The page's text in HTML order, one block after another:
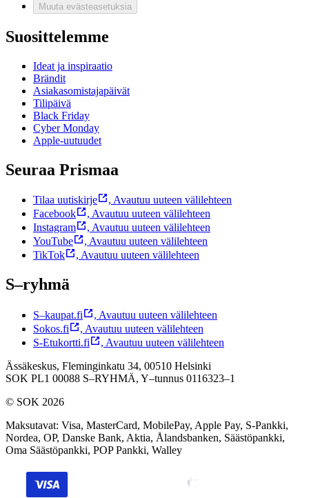
Muuta evästeasetuksia
Suosittelemme
Ideat ja inspiraatio
Brändit
Asiakasomistajapäivät
Tilipäivä
Black Friday
Cyber Monday
Apple-uutuudet
Seuraa Prismaa
Tilaa uutiskirje , Avautuu uuteen välilehteen
Facebook
, Avautuu uuteen välilehteen
Instagram
, Avautuu uuteen välilehteen
YouTube
, Avautuu uuteen välilehteen
TikTok
, Avautuu uuteen välilehteen
S–ryhmä
S–kaupat.fi , Avautuu uuteen välilehteen
Sokos.fi
, Avautuu uuteen välilehteen
S-Etukortti.fi
, Avautuu uuteen välilehteen
Ässäkeskus, Fleminginkatu 34, 00510 Helsinki
SOK PL1 00088 S–RYHMÄ, Y–tunnus 0116323–1
© SOK 2026
Maksutavat: Visa, MasterCard, MobilePay, Apple Pay, S-Pankki,
Nordea, OP, Danske Bank, Aktia, Ålandsbanken, Säästöpankki,
Oma Säästöpankki, POP Pankki, Walley